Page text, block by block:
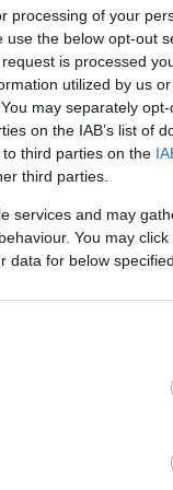
processing of your
the below opt-out
is processed
utilized by us
may separately
on the IAB’s list of
third parties on the
third parties.
services and may
You may
data for below
i veće
koje su više